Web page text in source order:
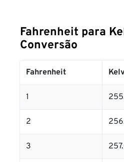
Fahrenheit para
Conversão
Fahrenheit
1
2
3